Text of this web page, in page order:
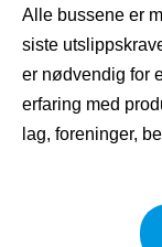
Alle bussene er
siste
er nødvendig for
erfaring med
lag, foreninger,